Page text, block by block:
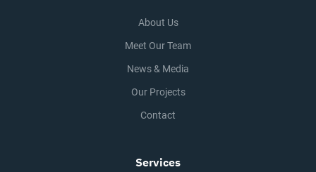
About Us
Meet Our Team
News & Media
Our Projects
Contact
Services